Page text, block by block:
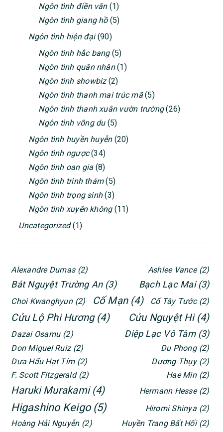
Ngôn tình điền văn(1)
Ngôn tình giang hồ(5)
Ngôn tình hiện đại(90)
Ngôn tình hắc bang(5)
Ngôn tình quân nhân(1)
Ngôn tình showbiz(2)
Ngôn tình thanh mai trúc mã(5)
Ngôn tình thanh xuân vườn trường(26)
Ngôn tình võng du(5)
Ngôn tình huyền huyễn(20)
Ngôn tình ngược(34)
Ngôn tình oan gia (8)
Ngôn tình trinh thám(5)
Ngôn tình trọng sinh(3)
Ngôn tình xuyên không(11)
Uncategorized(1)
Alexandre Dumas (2) Ashlee Vance (2)
Bát Nguyệt Trường An (3) Bạch Lạc Mai (3)
Choi Kwanghyun (2) Cố Mạn (4) Cố Tây Tước (2)
Cửu Lộ Phi Hương (4) Cửu Nguyệt Hi (4)
Dazai Osamu (2) Diệp Lạc Vô Tâm (3)
Don Miguel Ruiz (2) Du Phong (2)
Dưa Hấu Hạt Tím (2) Dương Thụy (2)
F. Scott Fitzgerald (2) Hae Min (2)
Haruki Murakami (4) Hermann Hesse (2)
Higashino Keigo (5) Hiromi Shinya (2)
Hoàng Hải Nguyễn (2) Huyền Trang Bất Hối (2)